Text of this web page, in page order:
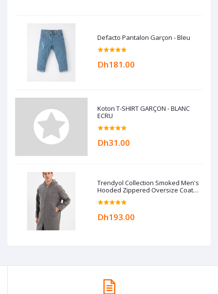
Defacto Pantalon Garçon - Bleu
Dh181.00
Koton T-SHIRT GARÇON - BLANC
ECRU
Dh31.00
Trendyol Collection Smoked Men's
Hooded Zippered Oversize Coat
TMNAW22KB0050
Dh193.00